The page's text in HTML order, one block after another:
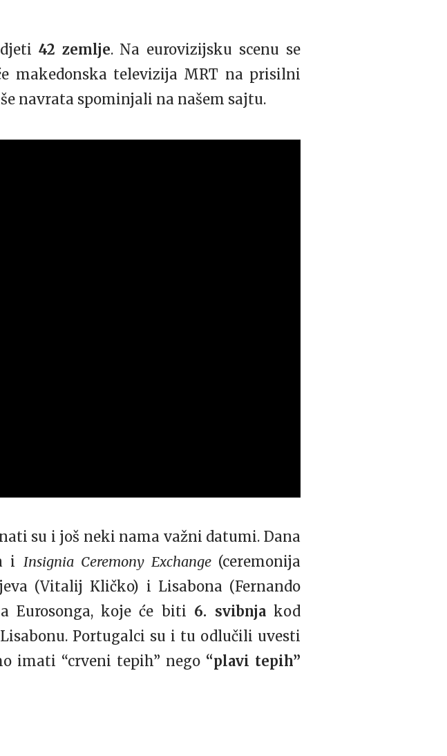
42 zemlje. Na eurovizijsku scenu se
makedonska televizija MRT na prisilni
navrata spominjali na našem sajtu.
su i još neki nama važni datumi. Dana
i Insignia Ceremony Exchange (ceremonija
(Vitalij Kličko) i Lisabona (Fernando
Eurosonga, koje će biti 6. svibnjakod
Portugalci su i tu odlučili uvesti
imati “crveni tepih” nego “plavi tepih”